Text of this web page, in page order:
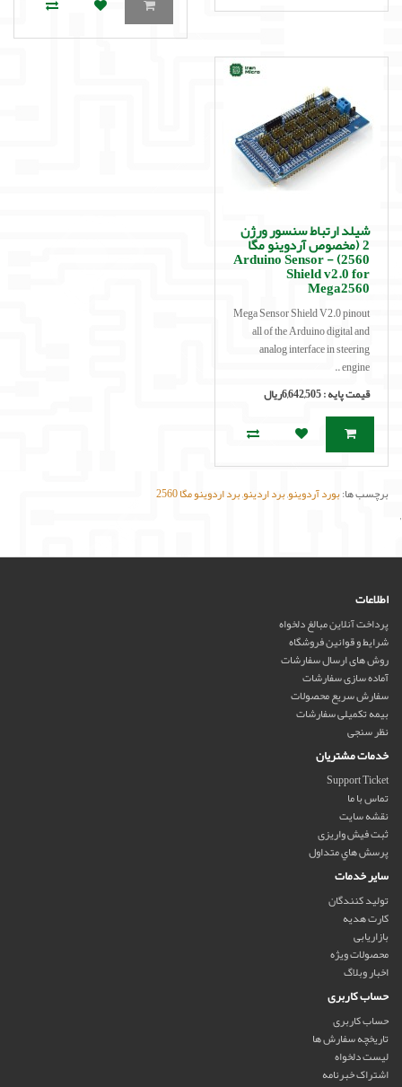
شیلد ارتباط سنسور ورژن
2 (مخصوص آردوینو مگا
2560) - Arduino Sensor
Shield v2.0 for
Mega2560
Mega Sensor Shield V2.0 pinout
all of the Arduino digital and
analog interface in steering
engine ..
قیمت پایه :6,642,505ریال
برچسب ها:بورد آردوینو,برد اردینو,برد اردوینو مگا 2560
'
اطلاعات
پرداخت آنلاین مبالغ دلخواه
شرایط و قوانین فروشگاه
روش های ارسال سفارشات
آماده سازی سفارشات
سفارش سریع محصولات
بیمه تکمیلی سفارشات
نظر سنجی
خدمات مشتریان
Support Ticket
تماس با ما
نقشه سایت
ثبت فیش واریزی
پرسش هاي متداول
سایر خدمات
تولید کنندگان
کارت هدیه
بازاریابی
محصولات ویژه
اخبار وبلاگ
حساب کاربری
حساب کاربری
تاریخچه سفارش ها
لیست دلخواه
اشتراک خبرنامه